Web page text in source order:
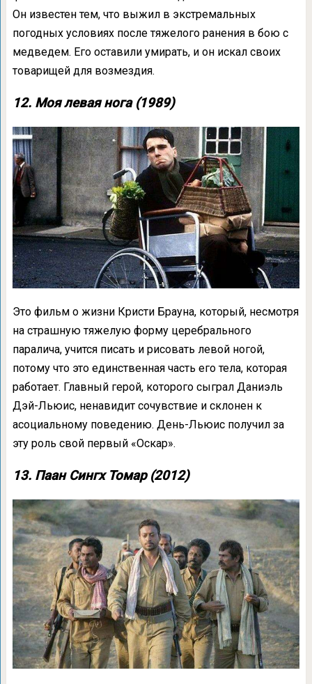
Он известен тем, что выжил в экстремальных
погодных условиях после тяжелого ранения в бою с
медведем. Его оставили умирать, и он искал своих
товарищей для возмездия.
12. Моя левая нога (1989)
Это фильм о жизни Кристи Брауна, который, несмотря
на страшную тяжелую форму церебрального
паралича, учится писать и рисовать левой ногой,
потому что это единственная часть его тела, которая
работает. Главный герой, которого сыграл Даниэль
Дэй-Льюис, ненавидит сочувствие и склонен к
асоциальному поведению. День-Льюис получил за
эту роль свой первый «Оскар».
13. Паан Сингх Томар (2012)